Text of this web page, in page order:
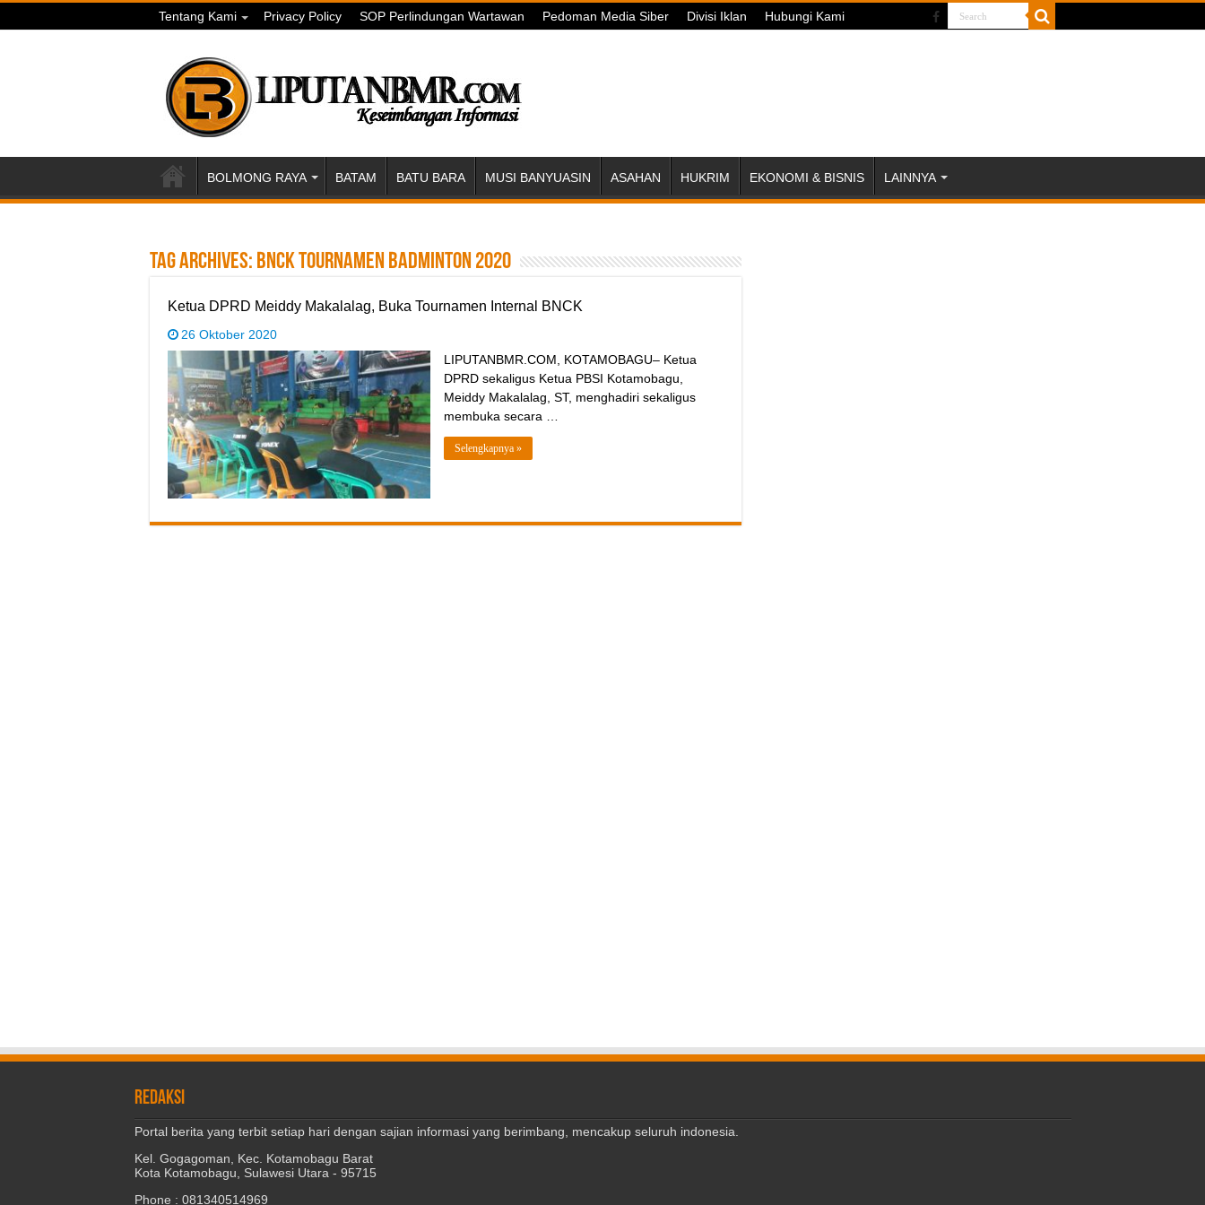
Tentang Kami Privacy Policy SOP Perlindungan Wartawan Pedoman Media Siber Divisi Iklan Hubungi Kami
BOLMONG RAYA BATAM BATU BARA MUSI BANYUASIN ASAHAN HUKRIM EKONOMI & BISNIS LAINNYA
Tag Archives: BNCK Tournamen Badminton 2020
Ketua DPRD Meiddy Makalalag, Buka Tournamen Internal BNCK
26 Oktober 2020
LIPUTANBMR.COM, KOTAMOBAGU– Ketua
DPRD sekaligus Ketua PBSI Kotamobagu,
Meiddy Makalalag, ST, menghadiri sekaligus
membuka secara …
Selengkapnya »
REDAKSI
Portal berita yang terbit setiap hari dengan sajian informasi yang berimbang, mencakup seluruh indonesia.
Kel. Gogagoman, Kec. Kotamobagu Barat
Kota Kotamobagu, Sulawesi Utara - 95715
Phone : 081340514969